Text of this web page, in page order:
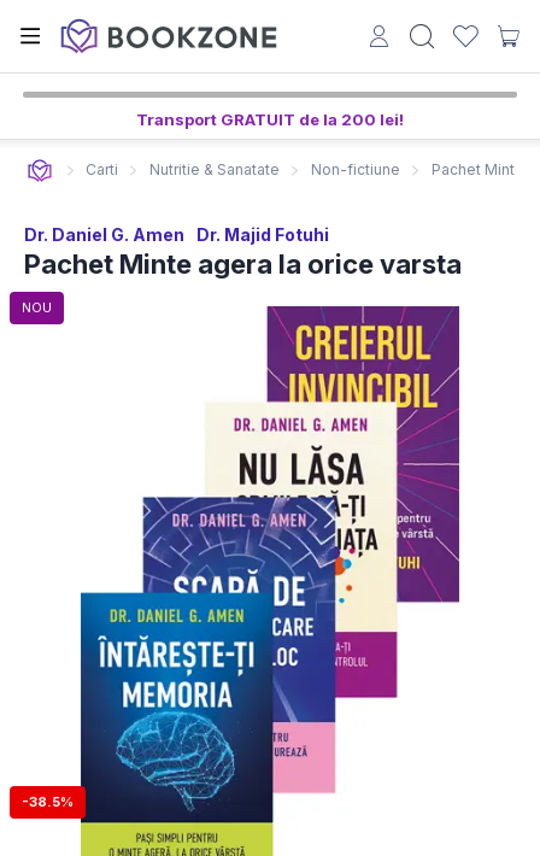
Transport GRATUIT de la 200 lei!
Carti Nutritie & Sanatate Non-fictiune Pachet Minte
Dr. Daniel G. Amen Dr. Majid Fotuhi
Pachet Minte agera la orice varsta
NOU
-38.5%